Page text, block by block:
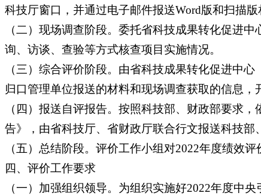
科技厅窗口，并通过电子邮件报送Word版和扫描版
（二）现场调查阶段。委托省科技成果转化促进
询、访谈、查验等方式核查项目实施情况。
（三）综合评价阶段。由省科技成果转化促进中
归口管理单位报送的材料和现场调查获取的信息
（四）报送自评报告。按照科技部、财政部要求
告》，由省科技厅、省财政厅联合行文报送科技部
（五）总结阶段。评价工作小组对2022年度绩效
四、评价工作要求
（一）加强组织领导。为组织实施好2022年度中